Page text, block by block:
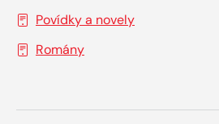
Povídky a novely
Romány